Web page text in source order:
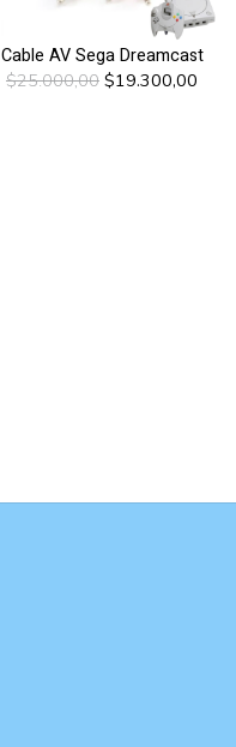
Cable AV Sega Dreamcast
$25.000,00 $19.300,00